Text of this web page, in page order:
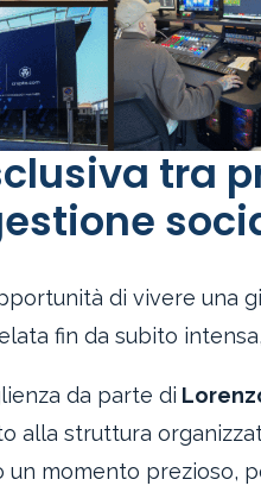
tra
di vivere una
fin da subito
da parte di
alla struttura
un momento prezioso,